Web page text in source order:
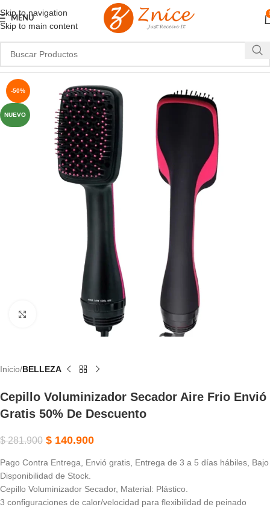
Skip to navigation
Skip to main content
MENU
-50%
NUEVO
Haga Clic Para Ampliar
Inicio BELLEZA
Cepillo Voluminizador Secador Aire Frio Envió
Gratis 50% De Descuento
$281.900 $ 140.900
Pago Contra Entrega, Envió gratis, Entrega de 3 a 5 días hábiles, Bajo
Disponibilidad de Stock.
Cepillo Voluminizador Secador, Material: Plástico.
3 configuraciones de calor/velocidad para flexibilidad de peinado